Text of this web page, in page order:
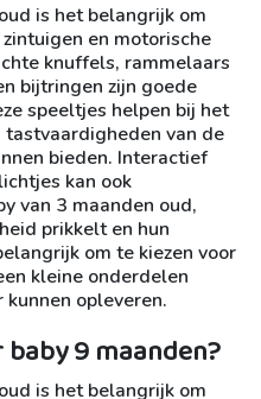
is het belangrijk om
en motorische
knuffels, rammelaars
bijtringen zijn goede
speeltjes helpen bij het
van de
bieden. Interactief
kan ook
van 3 maanden oud,
prikkelt en hun
om te kiezen voor
kleine onderdelen
opleveren.
9 maanden?
is het belangrijk om